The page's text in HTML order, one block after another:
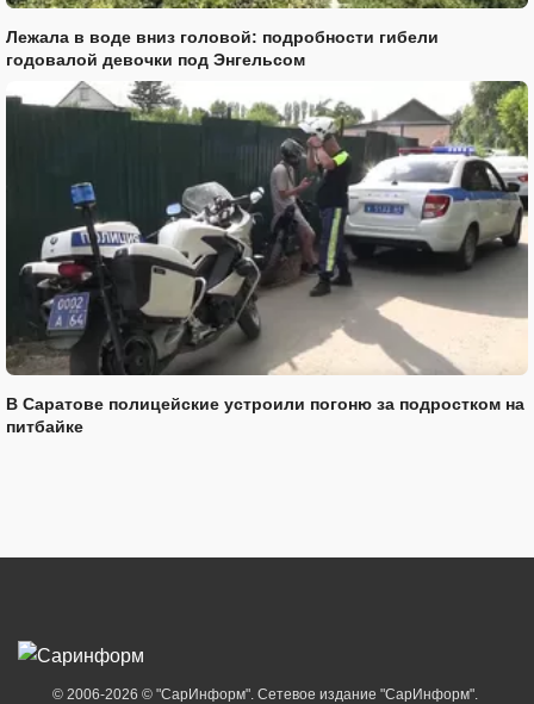
Лежала в воде вниз головой: подробности гибели
годовалой девочки под Энгельсом
В Саратове полицейские устроили погоню за подростком на
питбайке
© 2006-2026 © "СарИнформ". Сетевое издание "СарИнформ".